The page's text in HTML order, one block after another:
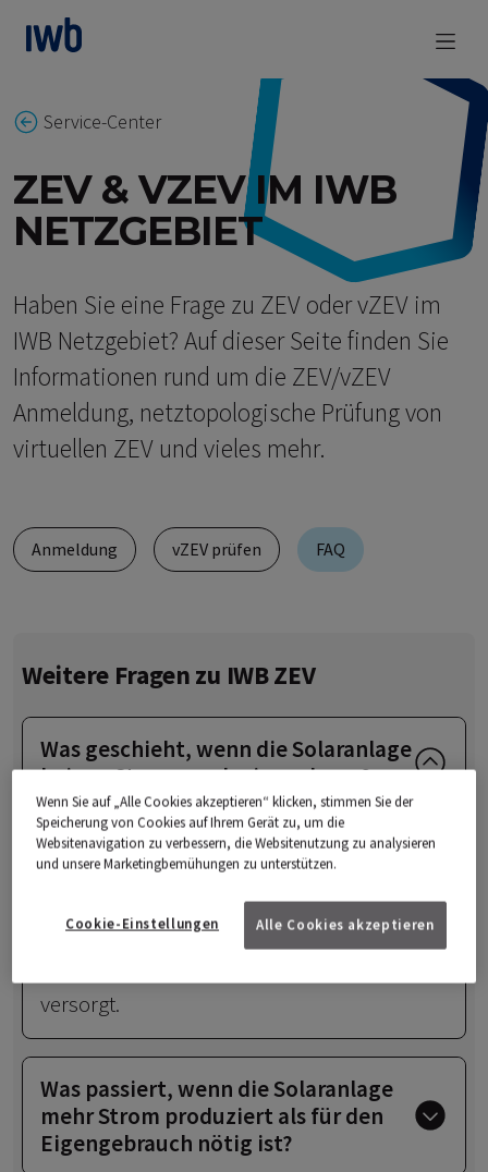
zum Main Content
Service-Center
ZEV & VZEV IM IWB
NETZGEBIET
Haben Sie eine Frage zu ZEV oder vZEV im
IWB Netzgebiet? Auf dieser Seite finden Sie
Informationen rund um die ZEV/vZEV
Anmeldung, netztopologische Prüfung von
virtuellen ZEV und vieles mehr.
Anmeldung vZEV prüfen FAQ
Weitere Fragen zu IWB ZEV
Was geschieht, wenn die Solaranlage
keinen Strom produzieren kann?
Falls der Sonnenstrom vom Dach nicht
ausreicht, liefert IWB Ihnen den Strom aus
dem herkömmlichen Stromnetz. Die
Endverbraucher/Mieter der Liegenschaft
versorgt.
Was passiert, wenn die Solaranlage
mehr Strom produziert als für den
Eigengebrauch nötig ist?
Wenn Sie auf „Alle Cookies akzeptieren“ klicken, stimmen Sie der
Speicherung von Cookies auf Ihrem Gerät zu, um die
Websitenavigation zu verbessern, die Websitenutzung zu analysieren
und unsere Marketingbemühungen zu unterstützen.
Alle Cookies akzeptieren
Cookie-Einstellungen